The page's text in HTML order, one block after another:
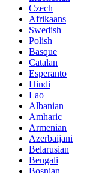
Czech
Afrikaans
Swedish
Polish
Basque
Catalan
Esperanto
Hindi
Lao
Albanian
Amharic
Armenian
Azerbaijani
Belarusian
Bengali
Bosnian